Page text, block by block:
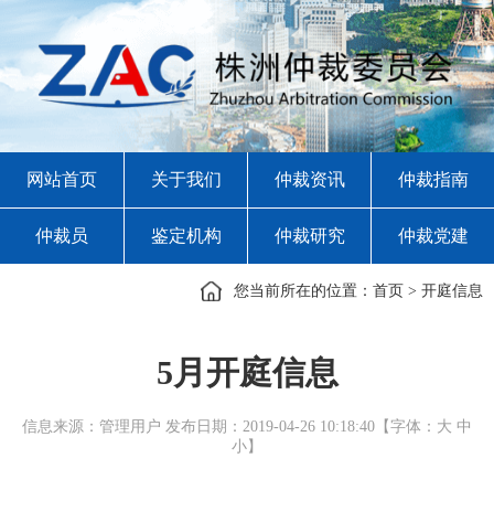
网站首页 关于我们 仲裁资讯 仲裁指南
仲裁员 鉴定机构 仲裁研究 仲裁党建
您当前所在的位置： 首页 > 开庭信息
5月开庭信息
信息来源：管理用户 发布日期：2019-04-26 10:18:40【字体： 大 中
小】